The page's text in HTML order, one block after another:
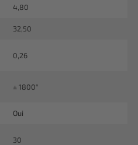
4,80
32,50
0,26
± 1800°
Oui
30